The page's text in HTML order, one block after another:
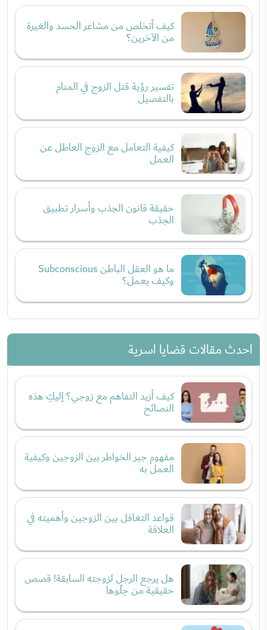
كيف أتخلص من مشاعر الحسد والغيرة
من الآخرين؟
تفسير رؤية قتل الزوج في المنام
بالتفصيل
كيفية التعامل مع الزوج العاطل عن
العمل
حقيقة قانون الجذب وأسرار تطبيق
الجذب
ما هو العقل الباطن Subconscious
وكيف يعمل؟
احدث مقالات قضايا اسرية
كيف أزيد التفاهم مع زوجي؟ إليكِ هذه
النصائح
مفهوم جبر الخواطر بين الزوجين وكيفية
العمل به
قواعد التغافل بين الزوجين وأهميته في
العلاقة
هل يرجع الرجل لزوجته السابقة! قصص
حقيقية من حِلّوها